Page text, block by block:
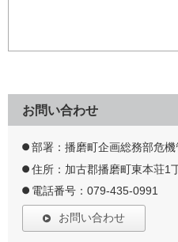
お問い合わせ
部署：播磨町企画総務部危
住所：加古郡播磨町東本荘1
電話番号：079-435-0991
お問い合わせ